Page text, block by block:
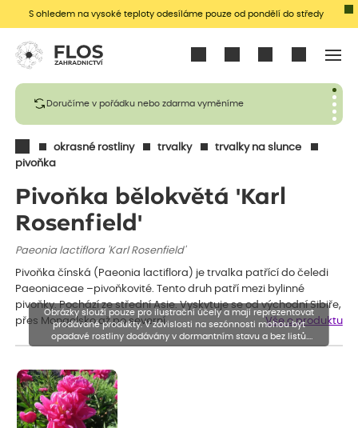
S ohledem na vysoké teploty odesíláme pouze od pondělí do středy
Doručíme v pořádku nebo zdarma vyměníme
okrasné rostliny trvalky
trvalky na slunce
pivoňka
Pivoňka bělokvětá 'Karl
Rosenfield'
Paeonia lactiflora 'Karl Rosenfield'
Pivoňka čínská (Paeonia lactiflora) je trvalka patřící do čeledi
Paeoniaceae –pivoňkovité. Tento druh patří mezi bylinné
pivoňky. Pochází ze střední Asie. Vyskytuje se od východní Sibiře,
přes Mongolsko až po severní…
Vše o produktu
Obrázky slouží pouze pro ilustrační účely a mají reprezentovat
prodávané produkty. V závislosti na sezónnosti mohou být
opadavé rostliny dodávány v dormantním stavu a bez listů.
Rostliny mohou být také sestřiženy níže, než je uvedená výška,